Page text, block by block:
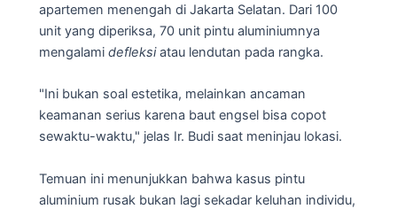
apartemen menengah di Jakarta Selatan. Dari 100
unit yang diperiksa, 70 unit pintu aluminiumnya
mengalami defleksiatau lendutan pada rangka.
"Ini bukan soal estetika, melainkan ancaman
keamanan serius karena baut engsel bisa copot
sewaktu-waktu," jelas Ir. Budi saat meninjau lokasi.
Temuan ini menunjukkan bahwa kasus pintu
aluminium rusak bukan lagi sekadar keluhan individu,